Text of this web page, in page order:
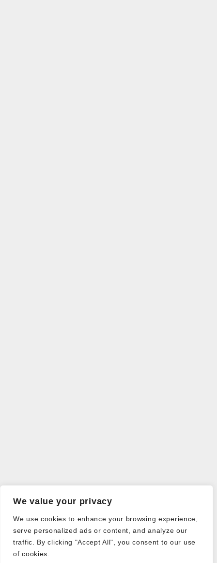
We value your privacy
We use cookies to enhance your browsing experience,
serve personalized ads or content, and analyze our
traffic. By clicking "Accept All", you consent to our use
of cookies.